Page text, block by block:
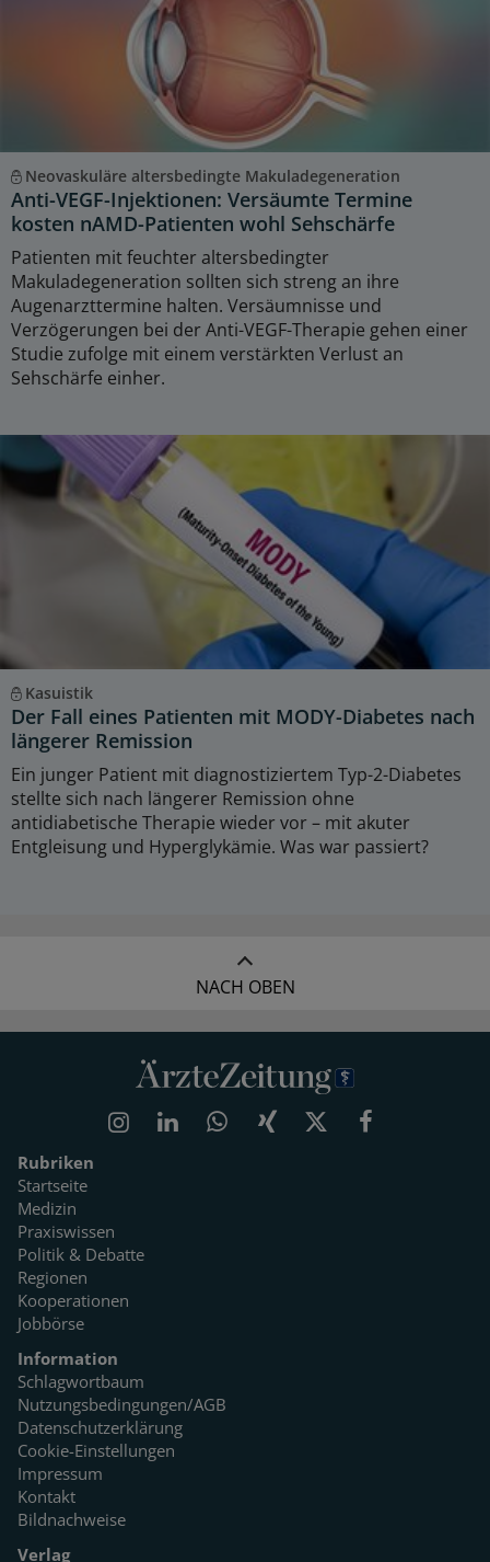
Neovaskuläre altersbedingte Makuladegeneration
Anti-VEGF-Injektionen: Versäumte Termine
kosten nAMD-Patienten wohl Sehschärfe
Patienten mit feuchter altersbedingter
Makuladegeneration sollten sich streng an ihre
Augenarzttermine halten. Versäumnisse und
Verzögerungen bei der Anti-VEGF-Therapie gehen einer
Studie zufolge mit einem verstärkten Verlust an
Sehschärfe einher.
Kasuistik
Der Fall eines Patienten mit MODY-Diabetes nach
längerer Remission
Ein junger Patient mit diagnostiziertem Typ-2-Diabetes
stellte sich nach längerer Remission ohne
antidiabetische Therapie wieder vor – mit akuter
Entgleisung und Hyperglykämie. Was war passiert?
NACH OBEN
Rubriken
Startseite
Medizin
Praxiswissen
Politik & Debatte
Regionen
Kooperationen
Jobbörse
Information
Schlagwortbaum
Nutzungsbedingungen/AGB
Datenschutzerklärung
Cookie-Einstellungen
Impressum
Kontakt
Bildnachweise
Verlag